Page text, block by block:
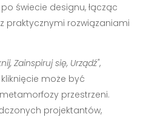
świecie designu, łącząc
praktycznymi rozwiązaniami
Zainspiruj się, Urządź",
może być
przestrzeni.
projektantów,